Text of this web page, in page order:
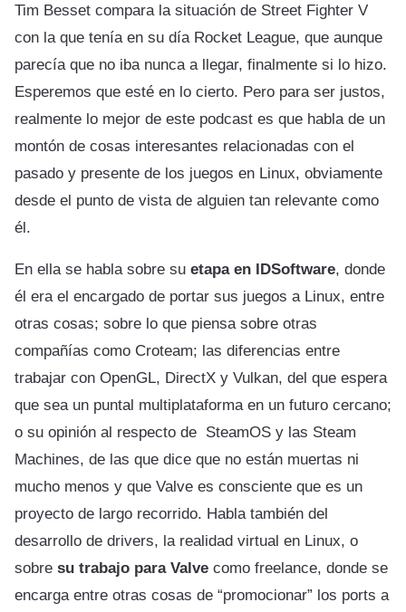
Tim Besset compara la situación de Street Fighter V
con la que tenía en su día Rocket League, que aunque
parecía que no iba nunca a llegar, finalmente si lo hizo.
Esperemos que esté en lo cierto. Pero para ser justos,
realmente lo mejor de este podcast es que habla de un
montón de cosas interesantes relacionadas con el
pasado y presente de los juegos en Linux, obviamente
desde el punto de vista de alguien tan relevante como
él.
En ella se habla sobre su etapa en IDSoftware, donde
él era el encargado de portar sus juegos a Linux, entre
otras cosas; sobre lo que piensa sobre otras
compañías como Croteam; las diferencias entre
trabajar con OpenGL, DirectX y Vulkan, del que espera
que sea un puntal multiplataforma en un futuro cercano;
o su opinión al respecto de SteamOS y las Steam
Machines, de las que dice que no están muertas ni
mucho menos y que Valve es consciente que es un
proyecto de largo recorrido. Habla también del
desarrollo de drivers, la realidad virtual en Linux, o
sobre su trabajo para Valve como freelance, donde se
encarga entre otras cosas de “promocionar” los ports a